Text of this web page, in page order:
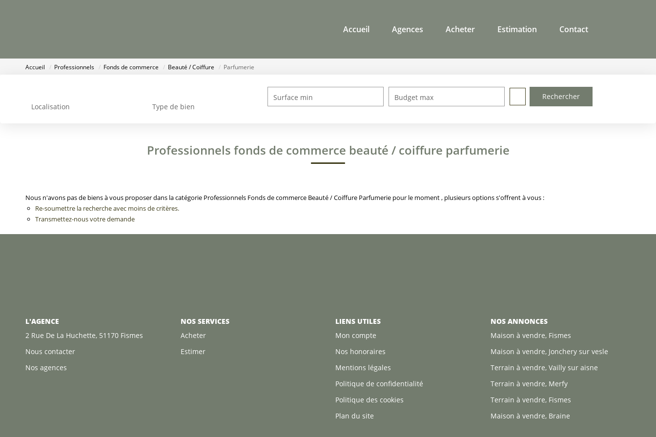
Accueil Agences Acheter Estimation Contact
Accueil Professionnels Fonds de commerce Beauté / Coiffure Parfumerie
Localisation Type de bien
Surface min Budget max
Professionnels fonds de commerce beauté / coiffure parfumerie
Nous n'avons pas de biens à vous proposer dans la catégorie Professionnels Fonds de commerce Beauté / Coiffure Parfumerie pour le moment , plusieurs options s'offrent à vous :
Re-soumettre la recherche avec moins de critères.
Transmettez-nous votre demande
L'AGENCE
2 Rue De La Huchette, 51170 Fismes
Nous contacter
Nos agences
NOS SERVICES
Acheter
Estimer
LIENS UTILES
Mon compte
Nos honoraires
Mentions légales
Politique de confidentialité
Politique des cookies
Plan du site
NOS ANNONCES
Maison à vendre, Fismes
Maison à vendre, Jonchery sur vesle
Terrain à vendre, Vailly sur aisne
Terrain à vendre, Merfy
Terrain à vendre, Fismes
Maison à vendre, Braine